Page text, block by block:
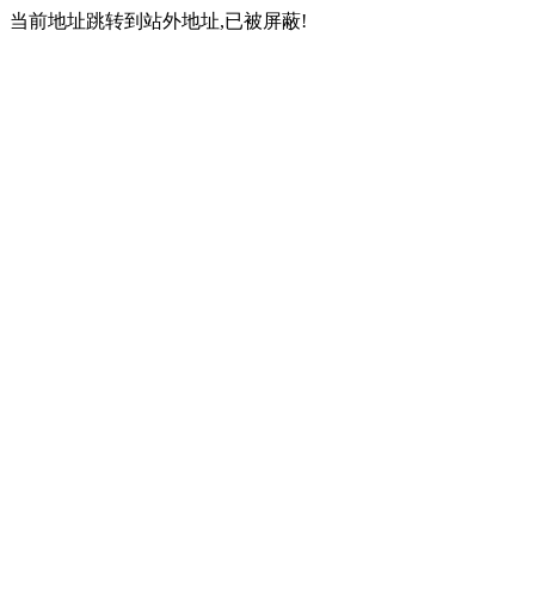
当前地址跳转到站外地址,已被屏蔽!